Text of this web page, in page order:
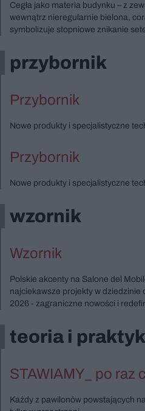
Cegła jako materia budynku – z
wewnątrz nieregularnie bielona,
symbolizuje stopniowe znikanie
przybornik
Przybornik
Nowe produkty i specjalistyczne
Przybornik
Nowe produkty i specjalistyczne
wzornik
Wzornik
Polskie akcenty na Salone del
najciekawsze projekty w dziedzinie
2026 - zagraniczne nowości i
teoria i
STAWIAMY_ po raz
Każdy z pawilonów powstających